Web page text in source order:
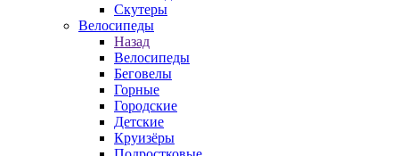
Скутеры
Велосипеды
Назад
Велосипеды
Беговелы
Горные
Городские
Детские
Круизёры